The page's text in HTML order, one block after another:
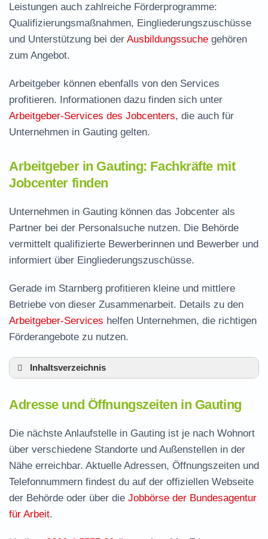
Leistungen auch zahlreiche Förderprogramme:
Qualifizierungsmaßnahmen, Eingliederungszuschüsse
und Unterstützung bei der Ausbildungssuche gehören
zum Angebot.
Arbeitgeber können ebenfalls von den Services
profitieren. Informationen dazu finden sich unter
Arbeitgeber-Services des Jobcenters, die auch für
Unternehmen in Gauting gelten.
Arbeitgeber in Gauting: Fachkräfte mit
Jobcenter finden
Unternehmen in Gauting können das Jobcenter als
Partner bei der Personalsuche nutzen. Die Behörde
vermittelt qualifizierte Bewerberinnen und Bewerber und
informiert über Eingliederungszuschüsse.
Gerade im Starnberg profitieren kleine und mittlere
Betriebe von dieser Zusammenarbeit. Details zu den
Arbeitgeber-Services helfen Unternehmen, die richtigen
Förderangebote zu nutzen.
Inhaltsverzeichnis
Leistungen der Arbeitsvermittlung in Gauting
Termin vereinbaren und Bürgergeld beantragen
Jobcenter Starnberg – zuständige Stelle
Stellenangebote und Jobbörse in Gauting
Häufige Fragen rund ums Jobcenter
Adresse und Öffnungszeiten in Gauting
Die nächste Anlaufstelle in Gauting ist je nach Wohnort
über verschiedene Standorte und Außenstellen in der
Nähe erreichbar. Aktuelle Adressen, Öffnungszeiten und
Telefonnummern findest du auf der offiziellen Webseite
der Behörde oder über die Jobbörse der Bundesagentur
für Arbeit.